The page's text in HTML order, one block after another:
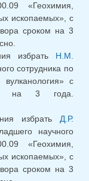
«Геохимия,
ископаемых», с
сроком на 3
избрать Н.М.
сотрудника по
вулканология» с
на 3 года.
избрать Д.Р.
научного
«Геохимия,
ископаемых», с
сроком на 3